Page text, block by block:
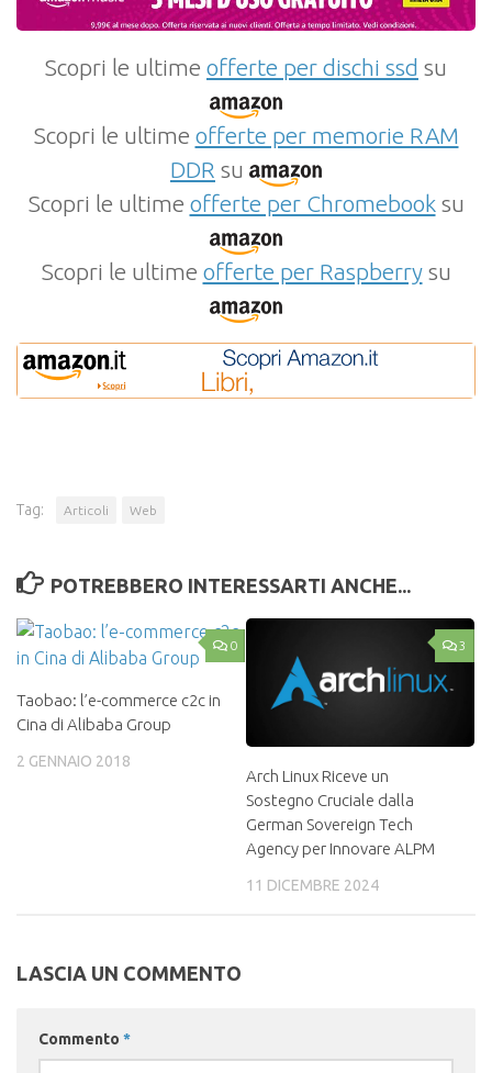
Scopri le ultime offerte per dischi ssd su
Scopri le ultime offerte per memorie RAM
DDR su
Scopri le ultime offerte per Chromebooksu
Scopri le ultime offerte per Raspberrysu
Tag: Articoli Web
POTREBBERO INTERESSARTI ANCHE...
0
Taobao: l’e-commerce c2c in
Cina di Alibaba Group
2 GENNAIO 2018
3
Arch Linux Riceve un
Sostegno Cruciale dalla
German Sovereign Tech
Agency per Innovare ALPM
11 DICEMBRE 2024
LASCIA UN COMMENTO
Commento *